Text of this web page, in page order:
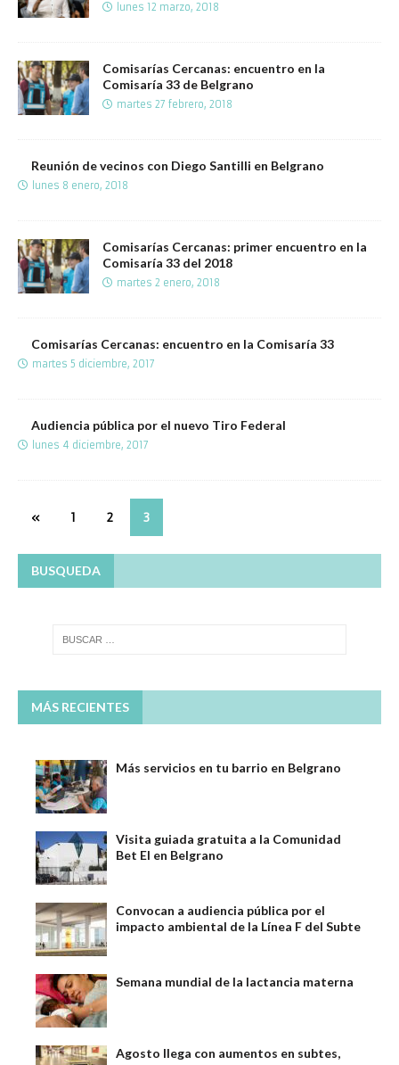
lunes 12 marzo, 2018
Comisarías Cercanas: encuentro en la
Comisaría 33 de Belgrano
martes 27 febrero, 2018
Reunión de vecinos con Diego Santilli en Belgrano
lunes 8 enero, 2018
Comisarías Cercanas: primer encuentro en la
Comisaría 33 del 2018
martes 2 enero, 2018
Comisarías Cercanas: encuentro en la Comisaría 33
martes 5 diciembre, 2017
Audiencia pública por el nuevo Tiro Federal
lunes 4 diciembre, 2017
« 1 2 3
BUSQUEDA
MÁS RECIENTES
Más servicios en tu barrio en Belgrano
Visita guiada gratuita a la Comunidad
Bet El en Belgrano
Convocan a audiencia pública por el
impacto ambiental de la Línea F del Subte
Semana mundial de la lactancia materna
Agosto llega con aumentos en subtes,